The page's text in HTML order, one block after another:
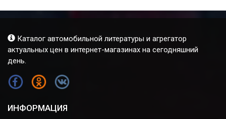
Каталог автомобильной литературы и агрегатор
актуальных цен в интернет-магазинах на сегодняшний
день.
FB OK VK
ИНФОРМАЦИЯ